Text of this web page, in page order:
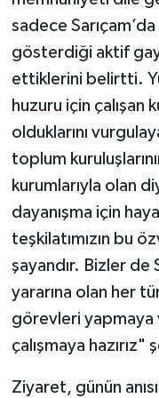
sadece
gösterdiği aktif
ettiklerini belirtti.
huzuru için çalışan
olduklarını
toplum
kurumlarıyla olan
dayanışma için
teşkilatımızın bu
şayandır. Bizler de
yararına olan her
görevleri yapmaya
çalışmaya
Ziyaret, günün